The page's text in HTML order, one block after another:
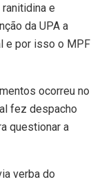
e
da UPA a
e por isso o MPF
ocorreu no
fez despacho
questionar a
verba do